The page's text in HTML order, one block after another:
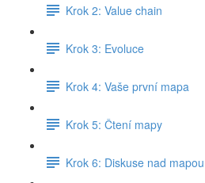
Krok 2: Value chain
Krok 3: Evoluce
Krok 4: Vaše první mapa
Krok 5: Čtení mapy
Krok 6: Diskuse nad mapou